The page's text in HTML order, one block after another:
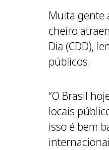
Muita gente
cheiro
Dia (CDD),
públicos.
“O Brasil
locais
isso é bem